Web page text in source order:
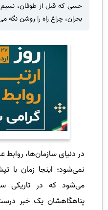
حسی که قبل از طوفان،
بحران، چراغ راه را روشن نگه
در دنیای سازمان‌ها، روابط
نمی‌شود؛ اینجا زمان با
می‌شود که در تاریکی
پناهگاهشان یک خبر